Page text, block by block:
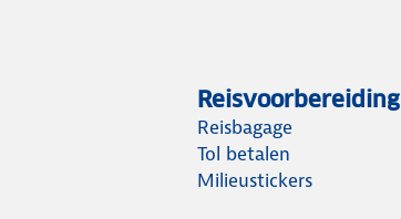
2026 organiseert de
riviercruisers, een evenement
Reisvoorbereiding
Reisbagage
Tol betalen
Milieustickers